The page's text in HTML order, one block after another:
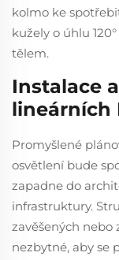
kolmo ke
kužely o úhlu
tělem.
Instalace
lineárních
Promyšlené
osvětlení bude
zapadne do
infrastruktury.
zavěšených nebo
nezbytné, aby se